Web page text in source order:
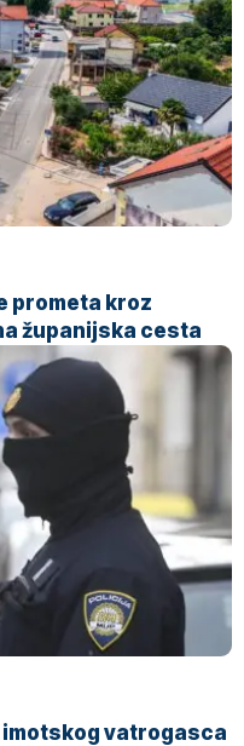
prometa kroz
županijska cesta
vatrogasca